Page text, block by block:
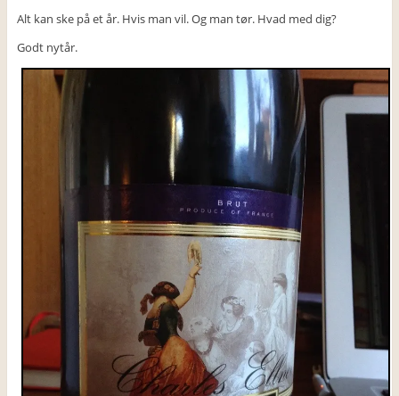
Alt kan ske på et år. Hvis man vil. Og man tør. Hvad med dig?
Godt nytår.